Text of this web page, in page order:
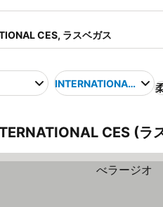
INTERNATIONAL CES
CES (ラ